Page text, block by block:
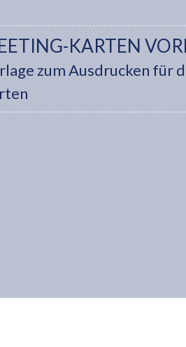
KARTEN
zum Ausdrucken für